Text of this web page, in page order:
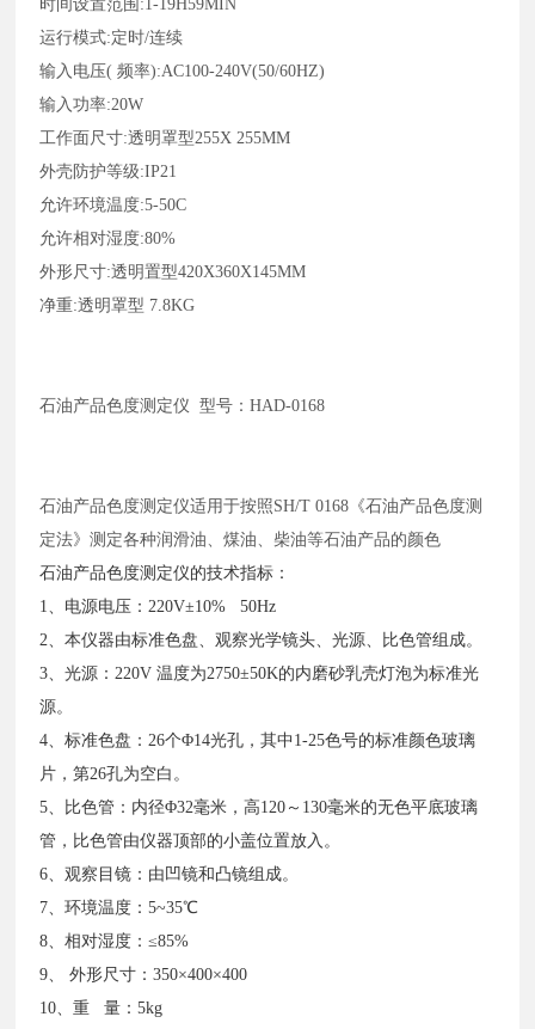
时间设置范围 :1-19H59MIN
运行模式:定时/连续
输入电压( 频率):AC100-240V(50/60HZ)
输入功率:20W
工作面尺寸:透明罩型255X 255MM
外壳防护等级:IP21
允许环境温度:5-50C
允许相对湿度:80%
外形尺寸:透明置型420X360X145MM
净重:透明罩型 7.8KG
石油产品色度测定仪 型号：HAD-0168
石油产品色度测定仪适用于按照SH/T 0168《石油产品色度测
定法》测定各种润滑油、煤油、柴油等石油产品的颜色
石油产品色度测定仪的技术指标：
1、电源电压：220V±10% 50Hz
2、本仪器由标准色盘、观察光学镜头、光源、比色管组成。
3、光源：220V 温度为2750±50K的内磨砂乳壳灯泡为标准光
源。
4、标准色盘：26个Φ14光孔，其中1-25色号的标准颜色玻璃
片，第26孔为空白。
5、比色管：内径Φ32毫米，高120～130毫米的无色平底玻璃
管，比色管由仪器顶部的小盖位置放入。
6、观察目镜：由凹镜和凸镜组成。
7、环境温度：5~35℃
8、相对湿度：≤85%
9、 外形尺寸：350×400×400
10、重 量：5kg